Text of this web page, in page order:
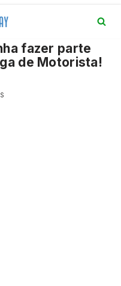
fazer parte
de Motorista!